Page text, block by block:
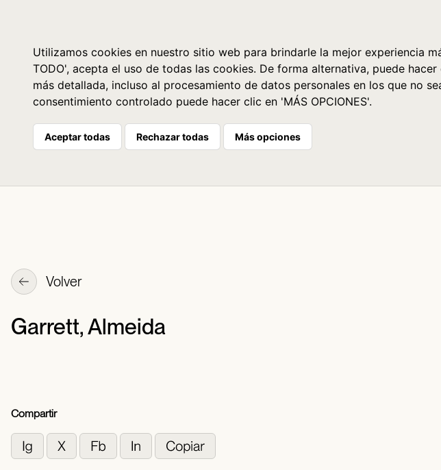
Utilizamos cookies en nuestro sitio web para brindarle la mejor experiencia
TODO', acepta el uso de todas las cookies. De forma alternativa, puede
más detallada, incluso al procesamiento de datos personales en los que no
consentimiento controlado puede hacer clic en 'MÁS OPCIONES'.
Aceptar todas Rechazar todas Más opciones
Volver
Garrett, Almeida
Compartir